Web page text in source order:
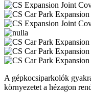
A gépkocsiparkolók
környezetet a hézagon